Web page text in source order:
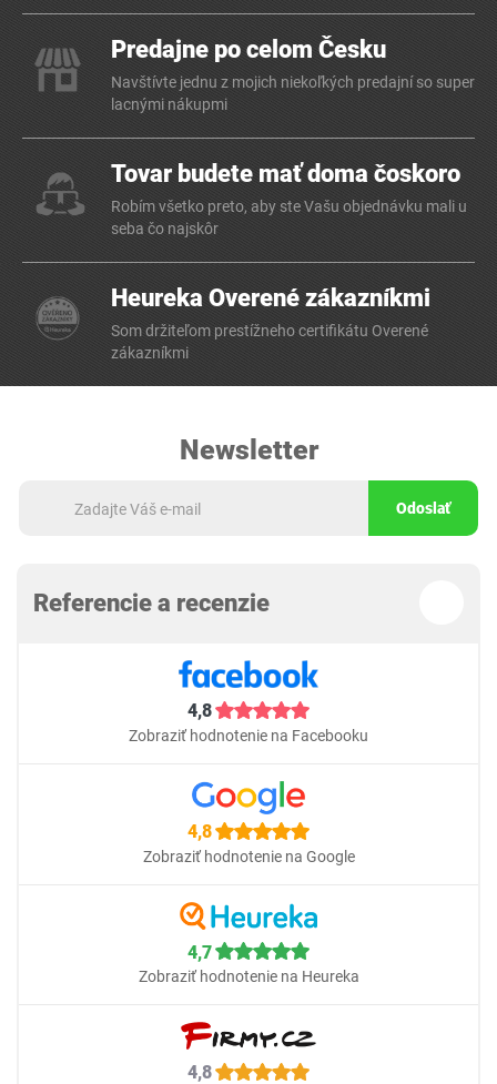
Predajne po celom Česku
Navštívte jednu z mojich niekoľkých predajní so super
lacnými nákupmi
Tovar budete mať doma čoskoro
Robím všetko preto, aby ste Vašu objednávku mali u
seba čo najskôr
Heureka Overené zákazníkmi
Som držiteľom prestížneho certifikátu Overené
zákazníkmi
Newsletter
Odoslať
Referencie a recenzie
4,8
Zobraziť hodnotenie na Facebooku
4,8
Zobraziť hodnotenie na Google
4,7
Zobraziť hodnotenie na Heureka
4,8